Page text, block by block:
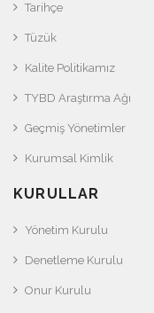
Tarihçe
Tüzük
Kalite Politikamız
TYBD Araştırma Ağı
Geçmiş Yönetimler
Kurumsal Kimlik
KURULLAR
Yönetim Kurulu
Denetleme Kurulu
Onur Kurulu